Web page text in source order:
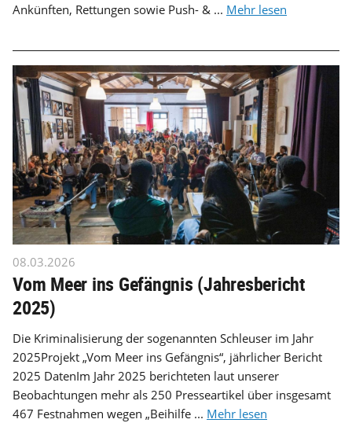
Ankünften, Rettungen sowie Push- & ... Mehr lesen
08.03.2026
Vom Meer ins Gefängnis (Jahresbericht
2025)
Die Kriminalisierung der sogenannten Schleuser im Jahr
2025Projekt „Vom Meer ins Gefängnis“, jährlicher Bericht
2025 DatenIm Jahr 2025 berichteten laut unserer
Beobachtungen mehr als 250 Presseartikel über insgesamt
467 Festnahmen wegen „Beihilfe ... Mehr lesen